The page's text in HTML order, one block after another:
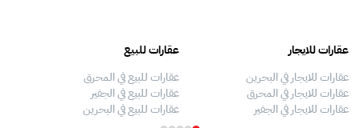
عقارات للايجار
عقارات للايجار في البحرين
عقارات للايجار في المحرق
عقارات للايجار في الجفير
عقارات للبيع
عقارات للبيع في المحرق
عقارات للبيع في الجفير
عقارات للبيع في البحرين